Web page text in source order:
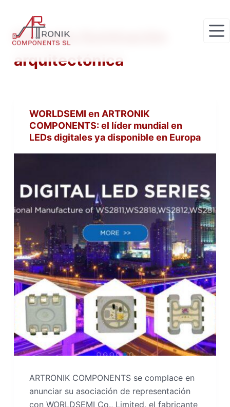
a
d
o
Etiqueta
arquitectónica
WORLDSEMI en ARTRONIK
COMPONENTS: el líder mundial en
LEDs digitales ya disponible en Europa
ARTRONIK COMPONENTS se complace en
anunciar su asociación de representación
con WORLDSEMI Co., Limited, el fabricante